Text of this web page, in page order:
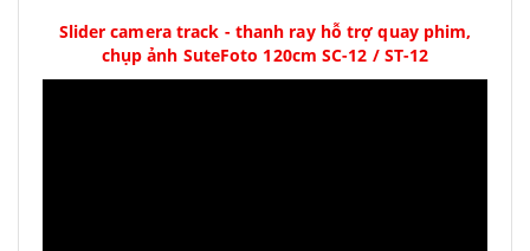
Slider camera track - thanh ray hỗ trợ quay phim,
chụp ảnh SuteFoto 120cm SC-12 / ST-12